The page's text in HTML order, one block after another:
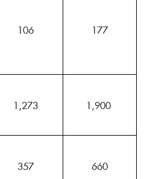
106 177
1,273 1,900
357 660